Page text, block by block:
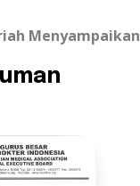
Menyampaikan